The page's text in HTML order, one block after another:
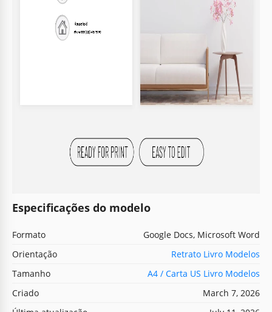
Especificações do modelo
Formato
Google Docs, Microsoft Word
Orientação
Retrato Livro Modelos
Tamanho
A4 / Carta US Livro Modelos
Criado
March 7, 2026